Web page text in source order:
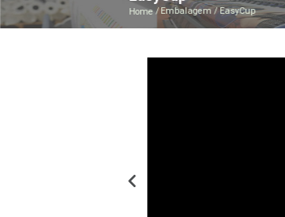
EasyCup
Home Embalagem EasyCup